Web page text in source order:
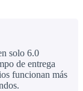
solo 6.0
de entrega
funcionan más